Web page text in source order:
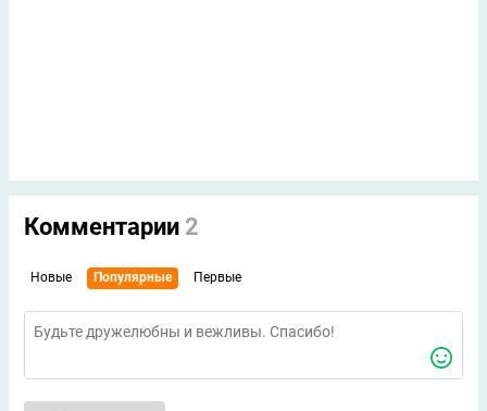
Комментарии 2
Новые Популярные Первые